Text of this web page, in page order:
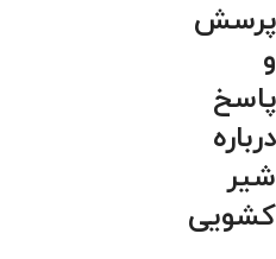
پرسش
و
پاسخ
درباره
شیر
کشویی